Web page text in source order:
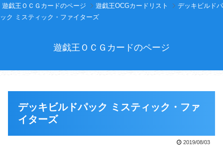
遊戯王ＯＣＧカードのページ 遊戯王OCGカードリスト
デッキビルドパ
ック ミスティック・ファイターズ
遊戯王ＯＣＧカードのページ
デッキビルドパック ミスティック・ファ
イターズ
2019/08/03